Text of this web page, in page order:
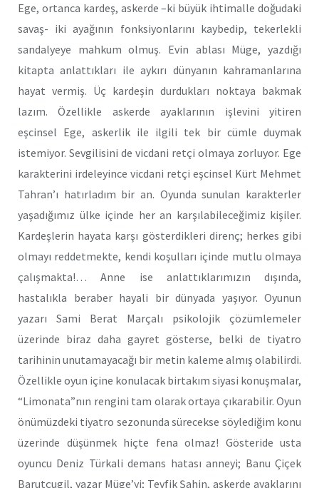
Ege, ortanca kardeş, askerde –ki büyük ihtimalle doğudaki
savaş- iki ayağının fonksiyonlarını kaybedip, tekerlekli
sandalyeye mahkum olmuş. Evin ablası Müge, yazdığı
kitapta anlattıkları ile aykırı dünyanın kahramanlarına
hayat vermiş. Üç kardeşin durdukları noktaya bakmak
lazım. Özellikle askerde ayaklarının işlevini yitiren
eşcinsel Ege, askerlik ile ilgili tek bir cümle duymak
istemiyor. Sevgilisini de vicdani retçi olmaya zorluyor. Ege
karakterini irdeleyince vicdani retçi eşcinsel Kürt Mehmet
Tahran’ı hatırladım bir an. Oyunda sunulan karakterler
yaşadığımız ülke içinde her an karşılabileceğimiz kişiler.
Kardeşlerin hayata karşı gösterdikleri direnç; herkes gibi
olmayı reddetmekte, kendi koşulları içinde mutlu olmaya
çalışmakta!… Anne ise anlattıklarımızın dışında,
hastalıkla beraber hayali bir dünyada yaşıyor. Oyunun
yazarı Sami Berat Marçalı psikolojik çözümlemeler
üzerinde biraz daha gayret gösterse, belki de tiyatro
tarihinin unutamayacağı bir metin kaleme almış olabilirdi.
Özellikle oyun içine konulacak birtakım siyasi konuşmalar,
“Limonata”nın rengini tam olarak ortaya çıkarabilir. Oyun
önümüzdeki tiyatro sezonunda sürecekse söylediğim konu
üzerinde düşünmek hiçte fena olmaz! Gösteride usta
oyuncu Deniz Türkali demans hatası anneyi; Banu Çiçek
Barutçugil, yazar Müge’yi; Tevfik Şahin, askerde ayaklarını